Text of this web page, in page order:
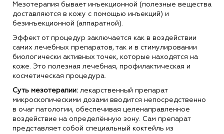
Мезотерапия бывает инъекционной (полезные вещества
доставляются в кожу с помощью инъекций) и
безинъекционной (аппаратной).
Эффект от процедур заключается как в воздействии
самих лечебных препаратов, так и в стимулировании
биологически активных точек, которые находятся на
коже. Это полезная лечебная, профилактическая и
косметическая процедура.
Суть мезотерапии: лекарственный препарат
микроскопическими дозами вводится непосредственно
в очаг патологии, обеспечивая целенаправленное
воздействие на определённую зону. Сам препарат
представляет собой специальный коктейль из